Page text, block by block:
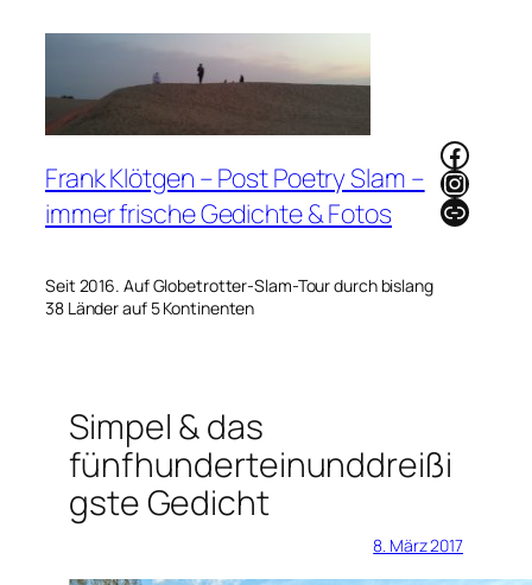
Frank Klötgen – Post Poetry Slam –
immer frische Gedichte & Fotos
Seit 2016. Auf Globetrotter-Slam-Tour durch bislang
38 Länder auf 5 Kontinenten
Link
Simpel & das
fünfhunderteinunddreißi
gste Gedicht
8. März 2017